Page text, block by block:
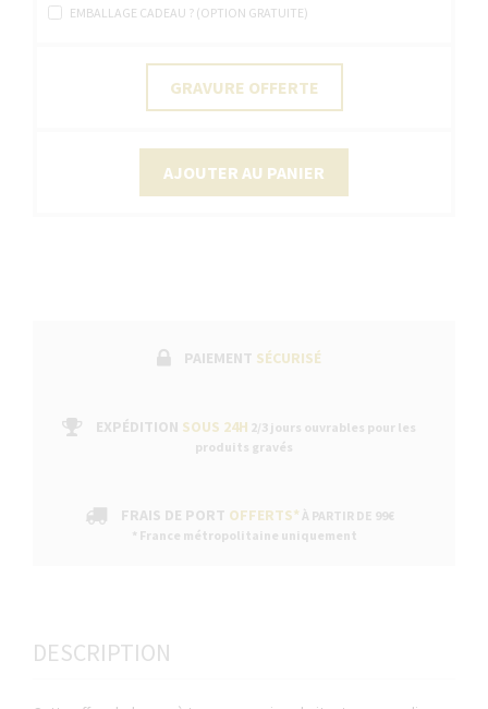
EMBALLAGE CADEAU ? (OPTION GRATUITE)
GRAVURE OFFERTE
AJOUTER AU PANIER
PAIEMENT SÉCURISÉ
EXPÉDITION SOUS 24H 2/3 jours ouvrables pour les
produits gravés
FRAIS DE PORT OFFERTS* À PARTIR DE 99€
* France métropolitaine uniquement
DESCRIPTION